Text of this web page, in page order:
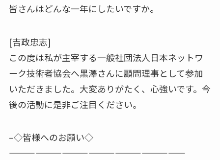
皆さんはどんな一年にしたいですか。
[吉政忠志]
この度は私が主宰する一般社団法人日本ネットワ
ーク技術者協会へ黒澤さんに顧問理事として参加
いただきました。大変ありがたく、心強いです。今
後の活動に是非ご注目ください。
–◇皆様へのお願い◇
————————————————————